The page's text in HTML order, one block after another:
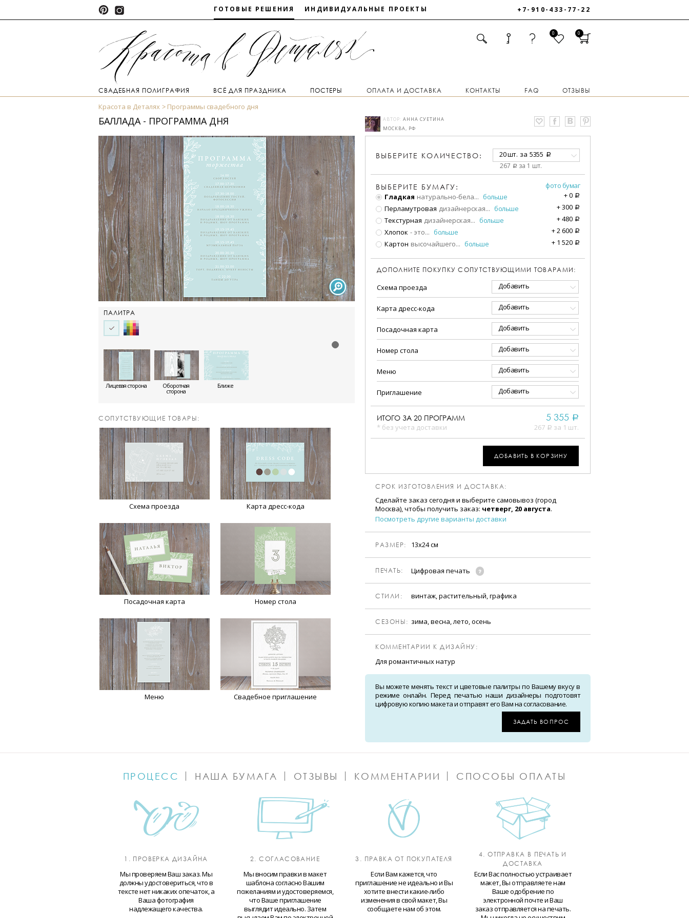
ГОТОВЫЕ РЕШЕНИЯ ИНДИВИДУАЛЬНЫЕ ПРОЕКТЫ +7-910-433-77-22
0 0
СВАДЕБНАЯ ПОЛИГРАФИЯ ВСЁ ДЛЯ ПРАЗДНИКА ПОСТЕРЫ ОПЛАТА И ДОСТАВКА КОНТАКТЫ FAQ ОТЗЫВЫ
Красота в Деталях Программы свадебного дня
БАЛЛАДА - ПРОГРАММА ДНЯ
ПАЛИТРА
Лицевая сторона Оборотная
сторона
Ближе
CОПУТСТВУЮЩИЕ ТОВАРЫ:
Схема проезда Карта дресс-кода
Посадочная карта Номер стола
Меню Свадебное приглашение
АВТОР: АННА СУЕТИНА
МОСКВА, РФ
ВЫБЕРИТЕ КОЛИЧЕСТВО: 20 шт. за 5355 a
267 a за 1 шт.
ВЫБЕРИТЕ БУМАГУ:
фото бумаг
Гладкая натурально-бела... больше +0 a
Перламутровая дизайнерская... больше +300 a
Текстурная дизайнерская... больше +480 a
Хлопок - это... больше +2 600 a
Картон высочайшего... больше + 1 520 a
ДОПОЛНИТЕ ПОКУПКУ СОПУТСТВУЮЩИМИ ТОВАРАМИ:
Схема проезда Добавить
Карта дресс-кода Добавить
Посадочная карта Добавить
Номер стола Добавить
Меню Добавить
Приглашение Добавить
ИТОГО ЗА 20 ПРОГРАММ
* без учета доставки
5 355 a
267 a за 1 шт.
ДОБАВИТЬ В КОРЗИНУ
СРОК ИЗГОТОВЛЕНИЯ И ДОСТАВКА:
Сделайте заказ сегодня и выберите самовывоз (город
Москва), чтобы получить заказ: четверг, 20 августа.
Посмотреть другие варианты доставки
РАЗМЕР: 13х24 см
ПЕЧАТЬ: Цифровая печать
CТИЛИ: винтаж, растительный, графика
CЕЗОНЫ: зима, весна, лето, осень
КОММЕНТАРИИ К ДИЗАЙНУ:
Для романтичных натур
Вы можете менять текст и цветовые палитры по Вашему вкусу в
режиме онлайн. Перед печатью наши дизайнеры подготовят
цифровую копию макета и отправят его Вам на согласование.
ЗАДАТЬ ВОПРОС
ПРОЦЕСС НАША БУМАГА ОТЗЫВЫ КОММЕНТАРИИ СПОСОБЫ ОПЛАТЫ
1. ПРОВЕРКА ДИЗАЙНА
Мы проверяем Ваш заказ. Мы
должны удостовериться, что в
тексте нет никаких опечаток, а
Ваша фотография
надлежащего качества.
2. СОГЛАСОВАНИЕ
Мы вносим правки в макет
шаблона согласно Вашим
пожеланиям и удостоверяемся,
что Ваше приглашение
выглядит идеально. Затем
3. ПРАВКА ОТ ПОКУПАТЕЛЯ
Если Вам кажется, что
приглашение не идеально и Вы
хотите внести какие-либо
изменения в свой макет, Вы
сообщаете нам об этом.
4. ОТПРАВКА В ПЕЧАТЬ И
ДОСТАВКА
Если Вас полностью устраивает
макет, Вы отправляете нам
Ваше одобрение по
электронной почте и Ваш
заказ отправляется на печать.